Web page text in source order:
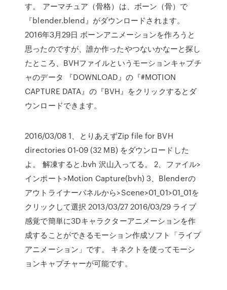
す。 アーマチュア（骨格）は、ボーン（骨）で
『blender.blend』がダウンロードされます。
2016年3月29日 ボーンアニメーションを作ろうと
思ったのですが、誰か作ったやつないかなーと探し
たところ、BVHファイルというモーションキャプチ
ャのデータ 『DOWNLOAD』の『#MOTION
CAPTURE DATA』の『BVH』をクリックするとダ
ウンロードできます。
2016/03/08 1、とりあえずZip file for BVH
directories 01-09 (32 MB) をダウンロードした
よ。 解凍すると.bvh 沢山入ってる。 2、ファイル>
インポート>Motion Capture(bvh) 3、Blenderの
アウトライナーパネルから>Scene>01_01>01_01を
クリックして選択 2013/03/27 2016/03/29 ライブ
感覚で簡単に3Dキャラクターアニメーションを作
成することができるモーション作成ソフト「ライブ
アニメーション」です。 キネクトを使ってモーシ
ョンキャプチャーが可能です。